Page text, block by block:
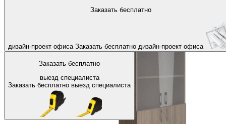
Заказать бесплатно
дизайн-проект офиса Заказать бесплатно дизайн-проект офиса
Заказать бесплатно
выезд специалиста
Заказать бесплатно выезд специалиста